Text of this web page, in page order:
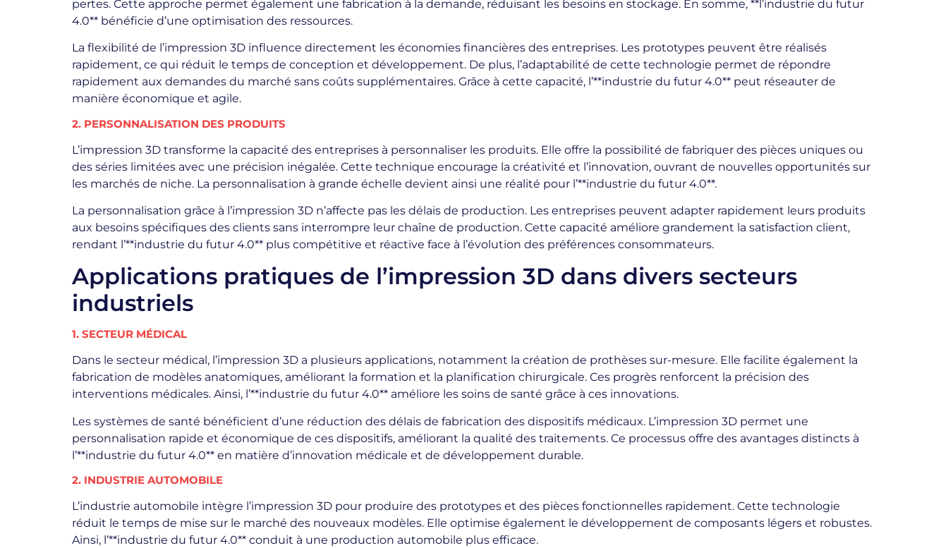
pertes. Cette approche permet également une fabrication à la demande, réduisant les besoins en stockage. En somme, **l’industrie du futur
4.0** bénéficie d’une optimisation des ressources.
La flexibilité de l’impression 3D influence directement les économies financières des entreprises. Les prototypes peuvent être réalisés
rapidement, ce qui réduit le temps de conception et développement. De plus, l’adaptabilité de cette technologie permet de répondre
rapidement aux demandes du marché sans coûts supplémentaires. Grâce à cette capacité, l’**industrie du futur 4.0** peut réseauter de
manière économique et agile.
2. PERSONNALISATION DES PRODUITS
L’impression 3D transforme la capacité des entreprises à personnaliser les produits. Elle offre la possibilité de fabriquer des pièces uniques ou
des séries limitées avec une précision inégalée. Cette technique encourage la créativité et l’innovation, ouvrant de nouvelles opportunités sur
les marchés de niche. La personnalisation à grande échelle devient ainsi une réalité pour l’**industrie du futur 4.0**.
La personnalisation grâce à l’impression 3D n’affecte pas les délais de production. Les entreprises peuvent adapter rapidement leurs produits
aux besoins spécifiques des clients sans interrompre leur chaîne de production. Cette capacité améliore grandement la satisfaction client,
rendant l’**industrie du futur 4.0** plus compétitive et réactive face à l’évolution des préférences consommateurs.
Applications pratiques de l’impression 3D dans divers secteurs
industriels
1. SECTEUR MÉDICAL
Dans le secteur médical, l’impression 3D a plusieurs applications, notamment la création de prothèses sur-mesure. Elle facilite également la
fabrication de modèles anatomiques, améliorant la formation et la planification chirurgicale. Ces progrès renforcent la précision des
interventions médicales. Ainsi, l’**industrie du futur 4.0** améliore les soins de santé grâce à ces innovations.
Les systèmes de santé bénéficient d’une réduction des délais de fabrication des dispositifs médicaux. L’impression 3D permet une
personnalisation rapide et économique de ces dispositifs, améliorant la qualité des traitements. Ce processus offre des avantages distincts à
l’**industrie du futur 4.0** en matière d’innovation médicale et de développement durable.
2. INDUSTRIE AUTOMOBILE
L’industrie automobile intègre l’impression 3D pour produire des prototypes et des pièces fonctionnelles rapidement. Cette technologie
réduit le temps de mise sur le marché des nouveaux modèles. Elle optimise également le développement de composants légers et robustes.
Ainsi, l’**industrie du futur 4.0** conduit à une production automobile plus efficace.